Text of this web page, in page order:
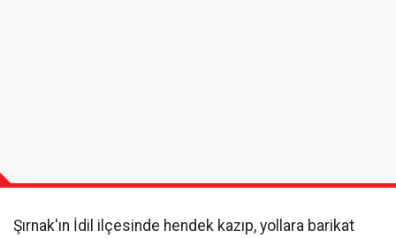
Şırnak'ın İdil ilçesinde hendek kazıp, yollara barikat